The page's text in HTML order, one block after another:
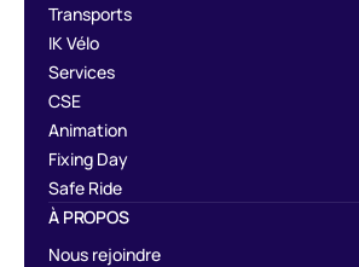
Transports
IK Vélo
Services
CSE
Animation
Fixing Day
Safe Ride
À PROPOS
Nous rejoindre